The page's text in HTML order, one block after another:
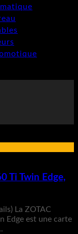
Ti Twin Edge,
La ZOTAC
Edge est une carte